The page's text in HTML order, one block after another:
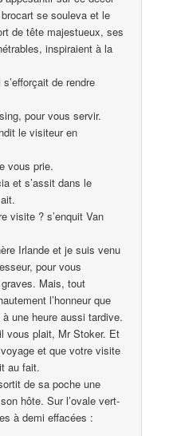
se souleva et le
de tête majestueux, ses
inspiraient à la
de rendre
pour vous servir.
le visiteur en
vous prie.
et s’assit dans le
visite ? s’enquit Van
Irlande et je suis venu
pour vous
Mais, tout
l’honneur que
une heure aussi tardive.
vous plait, Mr Stoker. Et
et que votre visite
au fait.
de sa poche une
hôte. Sur l’ovale vert-
à demi effacées :